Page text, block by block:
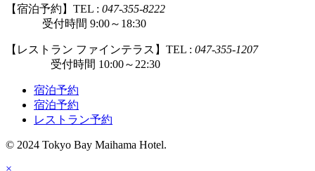
【宿泊予約】TEL : 047-355-8222
受付時間 9:00～18:30
【レストラン ファインテラス】TEL : 047-355-1207
受付時間 10:00～22:30
宿泊予約
宿泊予約
レストラン予約
© 2024 Tokyo Bay Maihama Hotel.
×